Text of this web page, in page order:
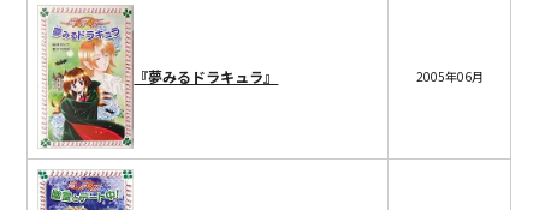
『夢みるドラキュラ』 2005年06月